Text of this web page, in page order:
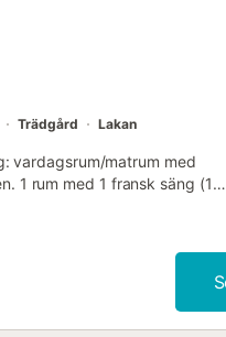
Trädgård Lakan
vardagsrum/matrum med
1 rum med 1 fransk säng (150
4 keramikhällar, brödrost,
grill. Utsikt över
hårtork. Internet (WiFi,